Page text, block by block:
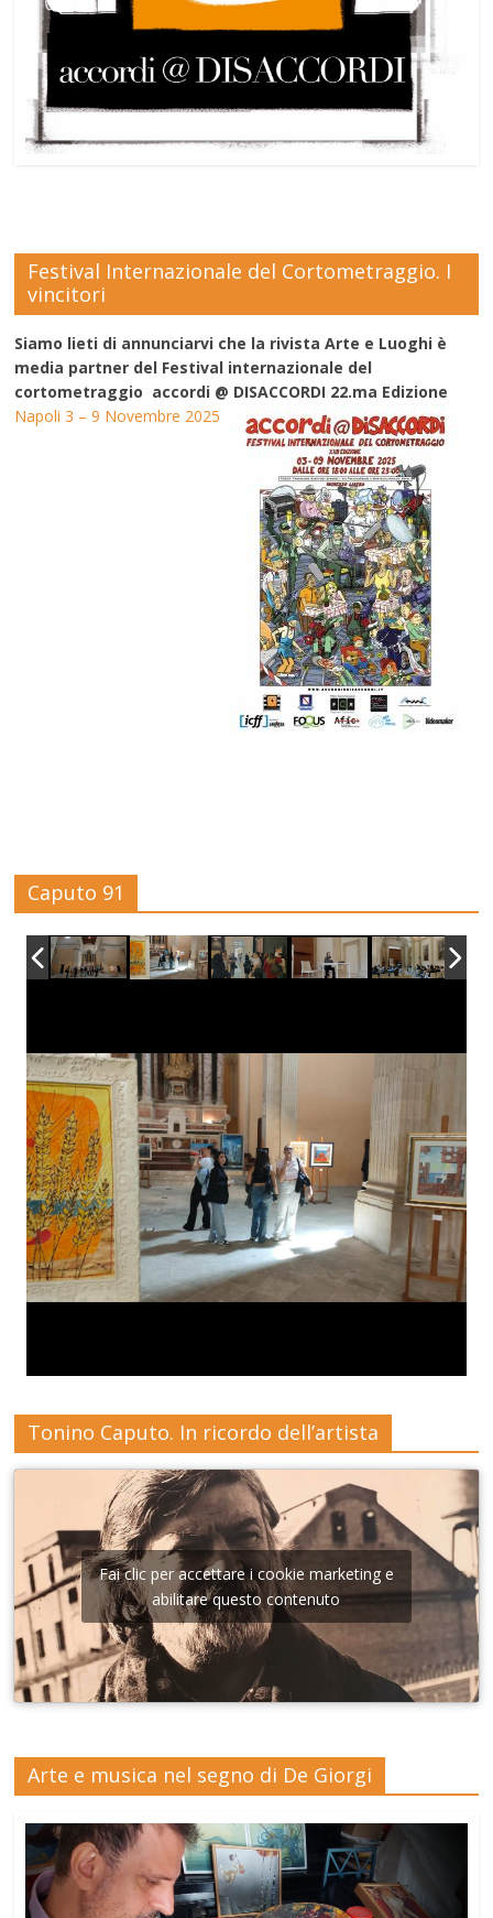
Festival Internazionale del Cortometraggio. I
vincitori
Siamo lieti di annunciarvi che la rivista Arte e Luoghi è
media partner del Festival internazionale del
cortometraggio accordi @ DISACCORDI 22.ma Edizione
Napoli 3 – 9 Novembre 2025
Caputo 91
Tonino Caputo. In ricordo dell’artista
Fai clic per accettare i cookie marketing e
abilitare questo contenuto
Arte e musica nel segno di De Giorgi